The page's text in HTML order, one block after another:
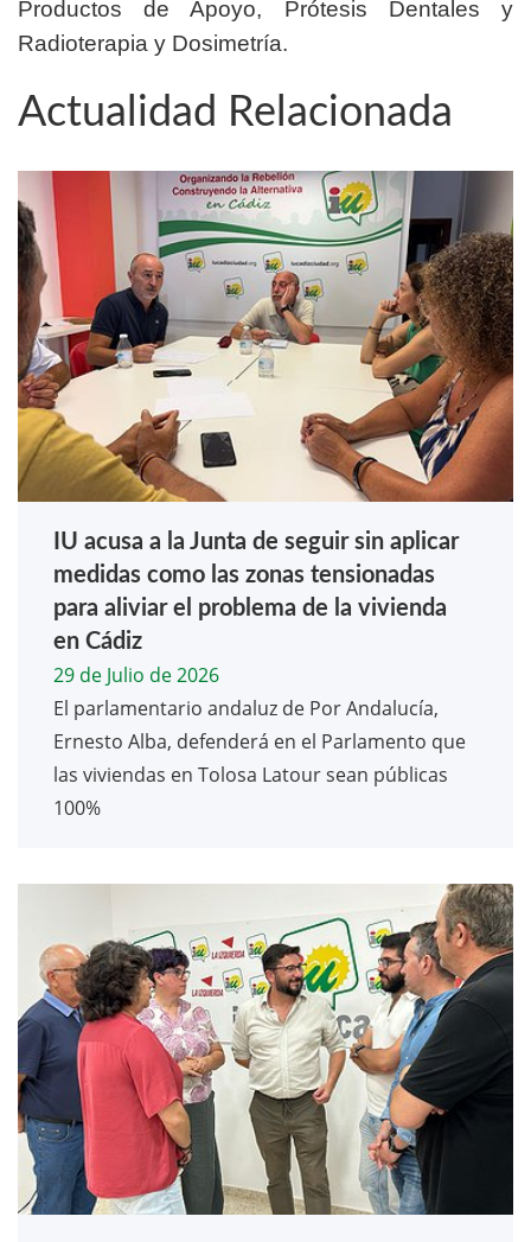
Productos de Apoyo, Prótesis Dentales y
Radioterapia y Dosimetría.
Actualidad Relacionada
IU acusa a la Junta de seguir sin aplicar
medidas como las zonas tensionadas
para aliviar el problema de la vivienda
en Cádiz
29 de Julio de 2026
El parlamentario andaluz de Por Andalucía,
Ernesto Alba, defenderá en el Parlamento que
las viviendas en Tolosa Latour sean públicas
100%